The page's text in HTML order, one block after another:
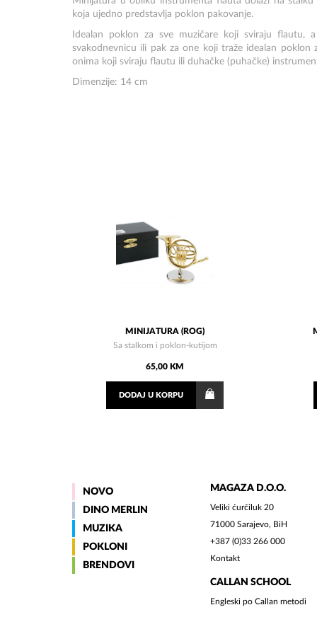
koja ujedno predstavlja poklon pakovanje.
Idealan poklon za sve muzičare koji sviraju flautu,
svakodnevnicu ili pak za one koji traže idealan
onima koji sviraju flautu ili duhačke (puhačke)
Dimenzije: 14 cm
MINIJATURA (ROG)
Sa stalkom i poklon-kutijom
65,00 KM
DODAJ U KORPU
NOVO
DINO MERLIN
MUZIKA
POKLONI
BRENDOVI
MAGAZA D.O.O.
Veliki ćurčiluk 20
71000 Sarajevo, BiH
+387 (0)33 266 000
Kontakt
CALLAN SCHOOL
Engleski po Callan metodi